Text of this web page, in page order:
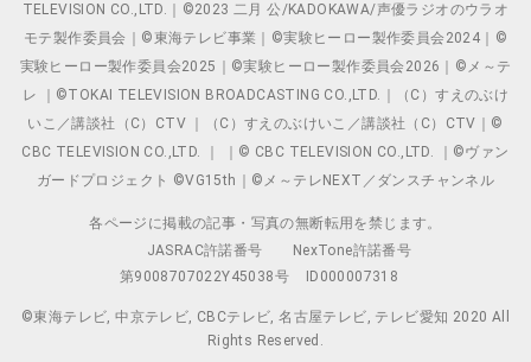
TELEVISION CO.,LTD.｜©2023 二月 公/KADOKAWA/声優ラジオのウラオ
モテ製作委員会｜©東海テレビ事業｜©実験ヒーロー製作委員会2024｜©
実験ヒーロー製作委員会2025｜©実験ヒーロー製作委員会2026｜©メ～テ
レ ｜©TOKAI TELEVISION BROADCASTING CO.,LTD.｜（C）すえのぶけ
いこ／講談社（C）CTV ｜（C）すえのぶけいこ／講談社（C）CTV｜©
CBC TELEVISION CO.,LTD. ｜ ｜© CBC TELEVISION CO.,LTD. ｜©ヴァン
ガードプロジェクト ©VG15th｜©メ～テレNEXT／ダンスチャンネル
各ページに掲載の記事・写真の無断転用を禁じます。
JASRAC許諾番号
NexTone許諾番号
第9008707022Y45038号
ID000007318
©東海テレビ, 中京テレビ, CBCテレビ, 名古屋テレビ, テレビ愛知 2020 All
Rights Reserved.